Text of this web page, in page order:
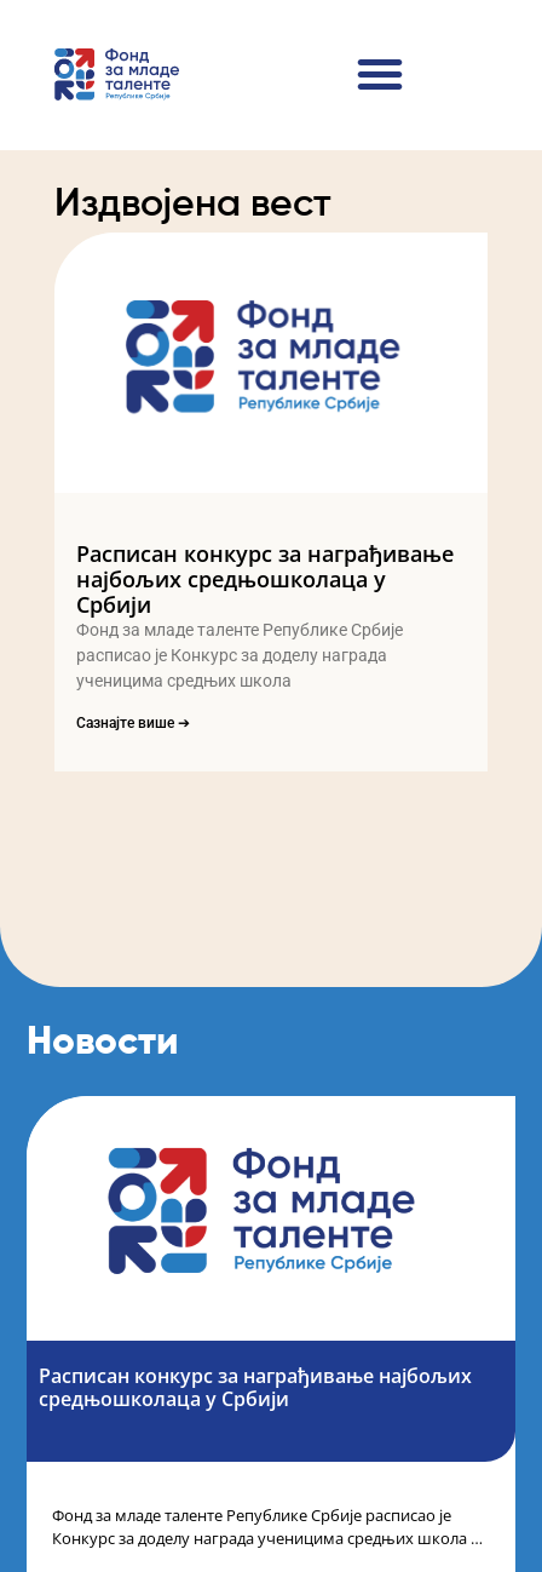
Издвојена вест
Расписан конкурс за награђивање
најбољих средњошколаца у
Србији
Фонд за младе таленте Републике Србије
расписао је Конкурс за доделу награда
ученицима средњих школа
Сазнајте више ➔
Новости
Расписан конкурс за награђивање најбољих
средњошколаца у Србији
Фонд за младе таленте Републике Србије расписао је
Конкурс за доделу награда ученицима средњих школа за